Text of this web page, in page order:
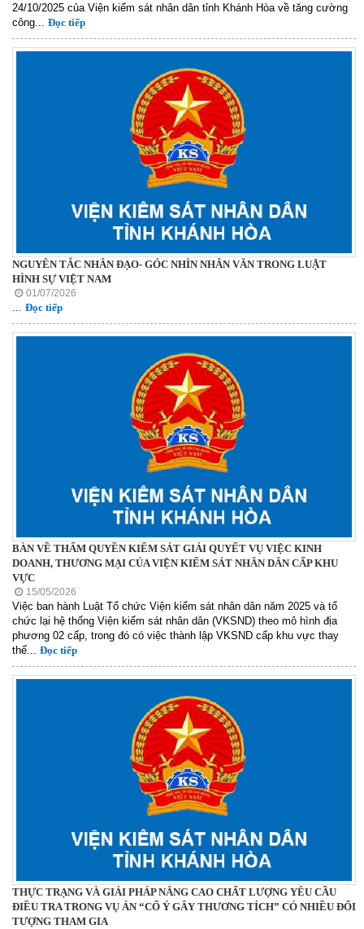
24/10/2025 của Viện kiểm sát nhân dân tỉnh Khánh Hòa về tăng cường
công... Đọc tiếp
NGUYÊN TẮC NHÂN ĐẠO- GÓC NHÌN NHÂN VĂN TRONG LUẬT
HÌNH SỰ VIỆT NAM
01/07/2026
Đọc tiếp
BÀN VỀ THẨM QUYỀN KIỂM SÁT GIẢI QUYẾT VỤ VIỆC KINH
DOANH, THƯƠNG MẠI CỦA VIỆN KIỂM SÁT NHÂN DÂN CẤP KHU
VỰC
15/05/2026
Việc ban hành Luật Tổ chức Viện kiểm sát nhân dân năm 2025 và tổ
chức lại hệ thống Viện kiểm sát nhân dân (VKSND) theo mô hình địa
phương 02 cấp, trong đó có việc thành lập VKSND cấp khu vực thay
thế... Đọc tiếp
THỰC TRẠNG VÀ GIẢI PHÁP NÂNG CAO CHẤT LƯỢNG YÊU CẦU
ĐIỀU TRA TRONG VỤ ÁN “CỐ Ý GÂY THƯƠNG TÍCH” CÓ NHIỀU ĐỐI
TƯỢNG THAM GIA